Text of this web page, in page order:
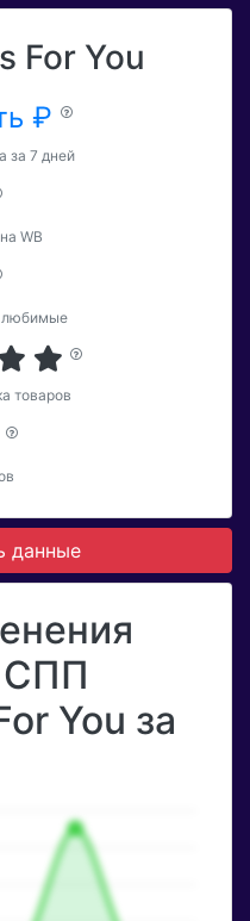
For You
₽
за 7 дней
WB
любимые
товаров
данные
СПП
You за